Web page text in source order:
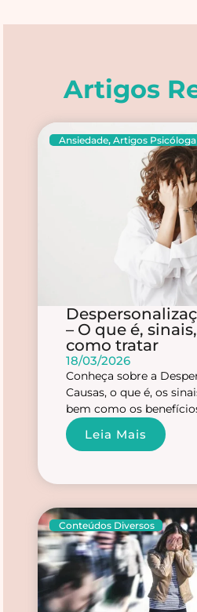
Artigos
Ansiedade,Artigos
– O que é,
como tratar
18/03/2026
Conheça sobre a
Causas, o que é, os
bem como os
Leia Mais
Conteúdos Diversos